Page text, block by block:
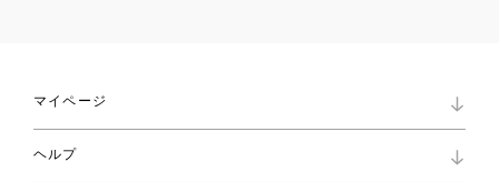
マイページ
ロイヤリティプログラム
ヘルプ